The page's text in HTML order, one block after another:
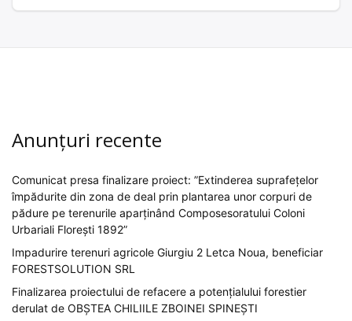
Anunțuri recente
Comunicat presa finalizare proiect: ”Extinderea suprafețelor
împădurite din zona de deal prin plantarea unor corpuri de
pădure pe terenurile aparținând Composesoratului Coloni
Urbariali Florești 1892”
Impadurire terenuri agricole Giurgiu 2 Letca Noua, beneficiar
FORESTSOLUTION SRL
Finalizarea proiectului de refacere a potențialului forestier
derulat de OBȘTEA CHILIILE ZBOINEI SPINEȘTI